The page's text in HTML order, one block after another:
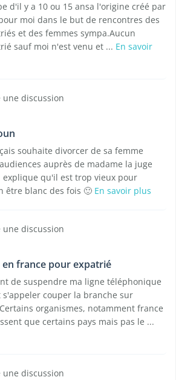
d'il y a 10 ou 15 ansa l'origine créé par
moi dans le but de rencontres des
et des femmes sympa.Aucun
sauf moi n'est venu et ... En savoir
une discussion
souhaite divorcer de sa femme
auprès de madame la juge
qu'il est trop vieux pour
être blanc des fois 🙂 En savoir plus
une discussion
france pour expatrié
de suspendre ma ligne téléphonique
couper la branche sur
organismes, notamment france
que certains pays mais pas le ...
une discussion